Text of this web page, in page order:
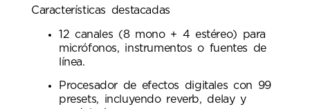
Características destacadas
12 canales (8 mono + 4 estéreo) para
micrófonos, instrumentos o fuentes de
línea.
Procesador de efectos digitales con 99
presets, incluyendo reverb, delay y